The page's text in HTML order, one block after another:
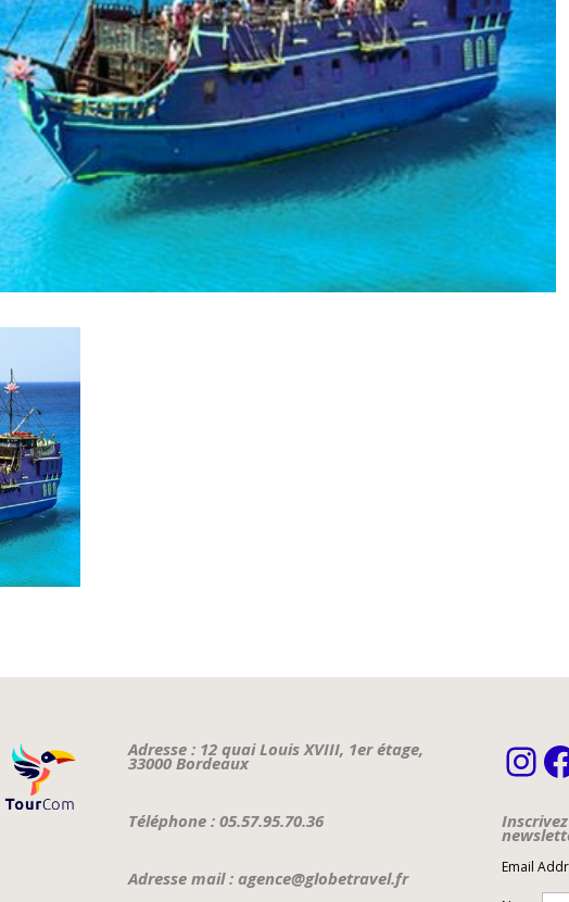
Adresse : 12 quai Louis XVIII, 1er étage,
33000 Bordeaux
Téléphone : 05.57.95.70.36
Adresse mail : agence@globetravel.fr
Email